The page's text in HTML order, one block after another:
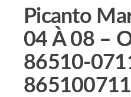
Picanto
04 À 08 –
86510-